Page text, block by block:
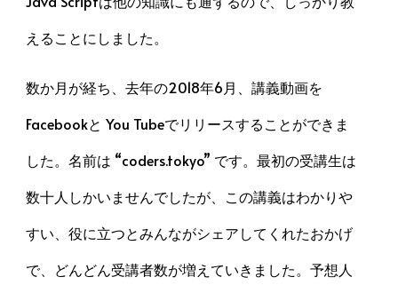
えることにしました。
数か月が経ち、去年の2018年6月、講義動画を
Facebookと You Tubeでリリースすることができま
した。名前は “coders.tokyo” です。最初の受講生は
数十人しかいませんでしたが、この講義はわかりや
すい、役に立つとみんながシェアしてくれたおかげ
で、どんどん受講者数が増えていきました。予想人